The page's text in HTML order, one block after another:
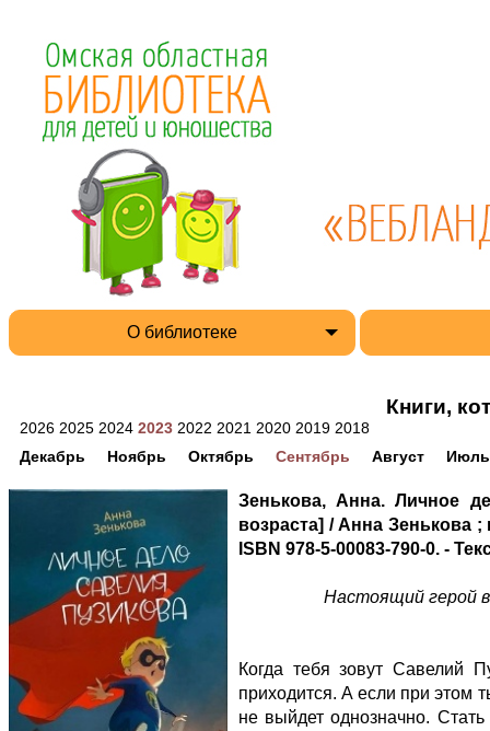
О библиотеке
Книги,
2026 2025 2024 2023 2022 2021 2020 2019 2018
Декабрь
Ноябрь Октябрь Сентябрь Август Июль
Зенькова, Анна. Личное
возраста] / Анна Зенькова
ISBN 978-5-00083-790-0. -
Настоящий герой
Когда тебя зовут Савелий
приходится. А если при этом
не выйдет однозначно.